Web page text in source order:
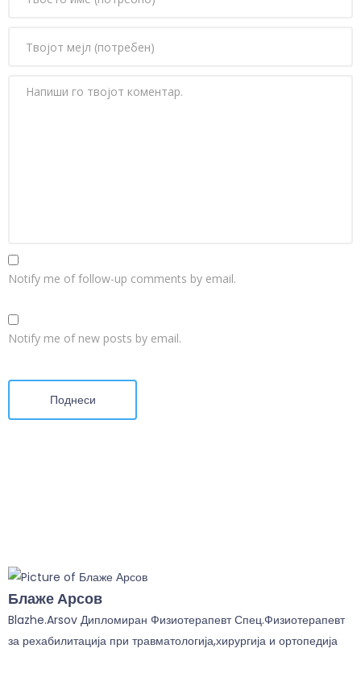
Notify me of follow-up comments by email.
Notify me of new posts by email.
Поднеси
Блаже Арсов
Blazhe.Arsov Дипломиран Физиотерапевт Спец.Физиотерапевт
за рехабилитација при травматологија,хирургија и ортопедија